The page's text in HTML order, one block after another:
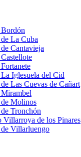
La Cuba
Cantavieja
Iglesuela del Cid
Las Cuevas de Cañart
Molinos
Tronchón
Villarroya de los Pinares
Villarluengo